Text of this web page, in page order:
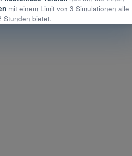
mit einem Limit von 3 Simulationen alle
Stunden bietet.